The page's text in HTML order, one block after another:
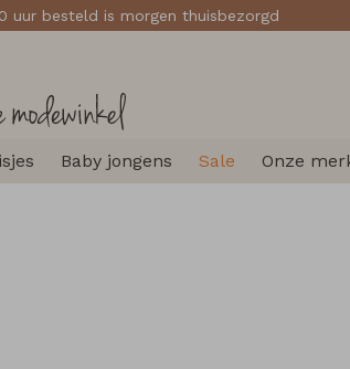
uur besteld is morgen thuisbezorgd
Baby jongens Sale Onze